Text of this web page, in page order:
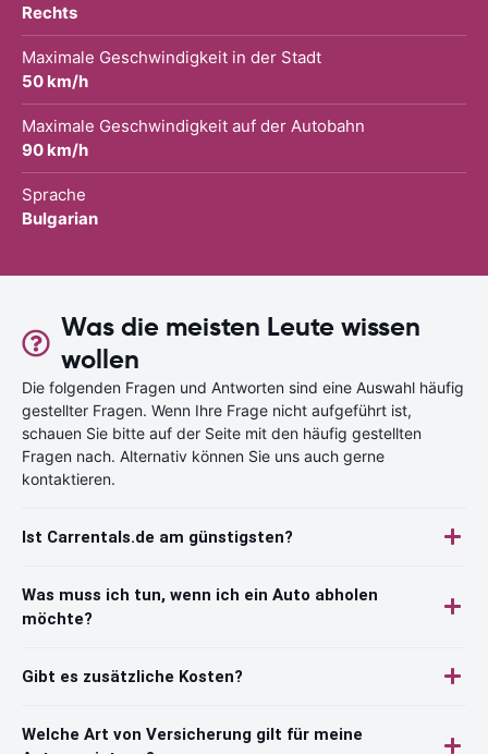
Rechts
Maximale Geschwindigkeit in der Stadt
50 km/h
Maximale Geschwindigkeit auf der Autobahn
90 km/h
Sprache
Bulgarian
Was die meisten Leute wissen
wollen
Die folgenden Fragen und Antworten sind eine Auswahl häufig
gestellter Fragen. Wenn Ihre Frage nicht aufgeführt ist,
schauen Sie bitte auf der Seite mit den häufig gestellten
Fragen nach. Alternativ können Sie uns auch gerne
kontaktieren.
Ist Carrentals.de am günstigsten?
Was muss ich tun, wenn ich ein Auto abholen
möchte?
Gibt es zusätzliche Kosten?
Welche Art von Versicherung gilt für meine